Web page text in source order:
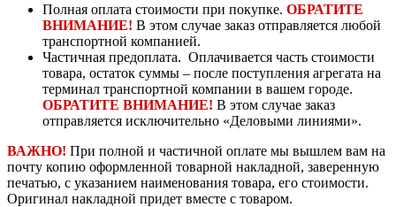
Полная оплата стоимости при покупке. ОБРАТИТЕ
ВНИМАНИЕ! В этом случае заказ отправляется любой
транспортной компанией.
Частичная предоплата. Оплачивается часть стоимости
товара, остаток суммы – после поступления агрегата на
терминал транспортной компании в вашем городе.
ОБРАТИТЕ ВНИМАНИЕ! В этом случае заказ
отправляется исключительно «Деловыми линиями».
ВАЖНО! При полной и частичной оплате мы вышлем вам на
почту копию оформленной товарной накладной, заверенную
печатью, с указанием наименования товара, его стоимости.
Оригинал накладной придет вместе с товаром.